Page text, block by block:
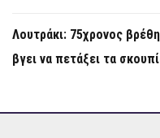
Λουτράκι: 75χρονος
βγει να πετάξει τα